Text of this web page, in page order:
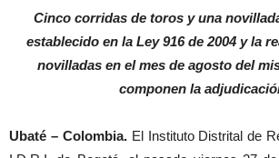
Cinco corridas de toros y una
establecido en la Ley 916 de 2004 y la
novilladas en el mes de agosto del
componen la
Ubaté – Colombia.El Instituto Distrital de